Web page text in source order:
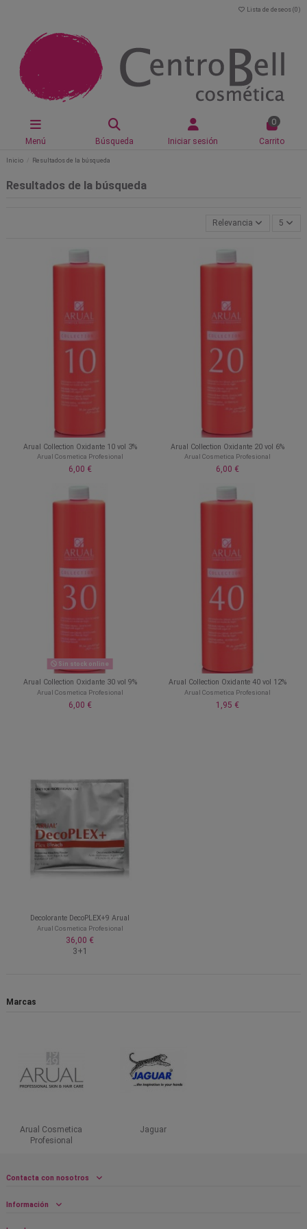
Lista de deseos (0 )
Menú Búsqueda Iniciar sesión
0
Carrito
Inicio Resultados de la búsqueda
Resultados de la búsqueda
Relevancia 5
Arual Collection Oxidante 10 vol 3%
Arual Cosmetica Profesional
6,00 €
Arual Collection Oxidante 20 vol 6%
Arual Cosmetica Profesional
6,00 €
Sin stock online
Arual Collection Oxidante 30 vol 9%
Arual Cosmetica Profesional
6,00 €
Arual Collection Oxidante 40 vol 12%
Arual Cosmetica Profesional
1,95 €
Decolorante DecoPLEX+9 Arual
Arual Cosmetica Profesional
36,00 €
3+1
Marcas
Arual Cosmetica
Profesional
Jaguar
Contacta con nosotros
Información